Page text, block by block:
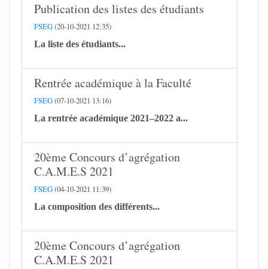
Publication des listes des étudiants
FSEG(20-10-2021 12:35)
La liste des étudiants...
Rentrée académique à la Faculté
FSEG(07-10-2021 13:16)
La rentrée académique 2021–2022 a...
20ème Concours d’agrégation
C.A.M.E.S 2021
FSEG(04-10-2021 11:39)
La composition des différents...
20ème Concours d’agrégation
C.A.M.E.S 2021